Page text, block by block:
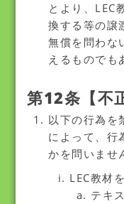
とより、LEC
換する等の譲
無償を問わな
えるものでも
第12条【不
以下の行為を
によって、行
かを問いませ
LEC教材
テキ